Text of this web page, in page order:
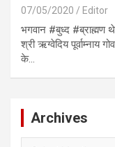
07/05/2020 Editor
भगवान #बुध्द #ब्राह्मण
श्री ऋग्वेदिय पूर्वाम्नाय
के…
Archives